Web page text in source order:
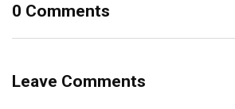
0 Comments
Leave Comments